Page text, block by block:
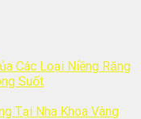
Các Loại Niềng Răng
Suốt
Tại Nha Khoa Vàng